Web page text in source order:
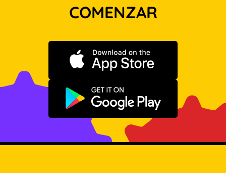
COMENZAR
Descargar en App Store
Disponible en Google Play